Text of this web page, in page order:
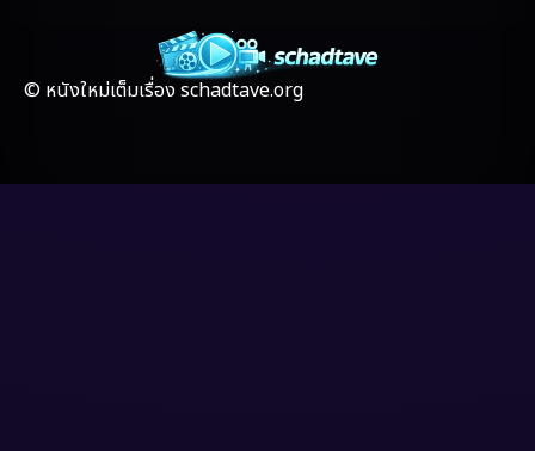
Gothic
HBO GO (7)
© หนังใหม่เต็มเรื่อง schadtave.org